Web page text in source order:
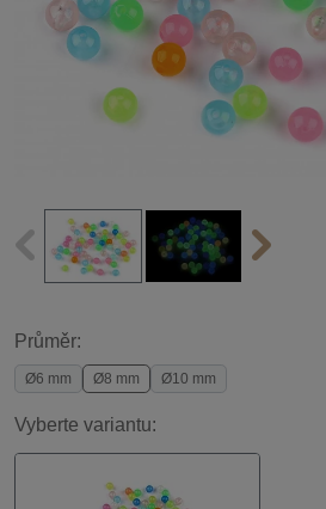
Průměr:
Ø6 mm Ø8 mm Ø10 mm
Vyberte variantu: